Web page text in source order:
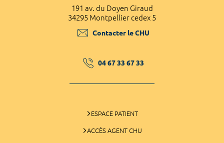
191 av. du Doyen Giraud
34295 Montpellier cedex 5
Contacter le CHU
04 67 33 67 33
ESPACE PATIENT
ACCÈS AGENT CHU